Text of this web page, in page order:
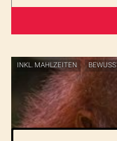
INKL. MAHLZEITEN